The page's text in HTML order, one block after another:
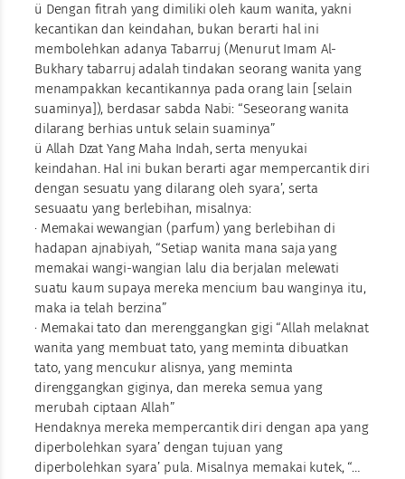
ü Dengan fitrah yang dimiliki oleh kaum wanita, yakni
kecantikan dan keindahan, bukan berarti hal ini
membolehkan adanya Tabarruj (Menurut Imam Al-
Bukhary tabarruj adalah tindakan seorang wanita yang
menampakkan kecantikannya pada orang lain [selain
suaminya]), berdasar sabda Nabi: “Seseorang wanita
dilarang berhias untuk selain suaminya”
ü Allah Dzat Yang Maha Indah, serta menyukai
keindahan. Hal ini bukan berarti agar mempercantik diri
dengan sesuatu yang dilarang oleh syara’, serta
sesuaatu yang berlebihan, misalnya:
· Memakai wewangian (parfum) yang berlebihan di
hadapan ajnabiyah, “Setiap wanita mana saja yang
memakai wangi-wangian lalu dia berjalan melewati
suatu kaum supaya mereka mencium bau wanginya itu,
maka ia telah berzina”
· Memakai tato dan merenggangkan gigi “Allah melaknat
wanita yang membuat tato, yang meminta dibuatkan
tato, yang mencukur alisnya, yang meminta
direnggangkan giginya, dan mereka semua yang
merubah ciptaan Allah”
Hendaknya mereka mempercantik diri dengan apa yang
diperbolehkan syara’ dengan tujuan yang
diperbolehkan syara’ pula. Misalnya memakai kutek, “…